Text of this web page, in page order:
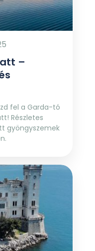
–
fel a Garda-tó
Részletes
gyöngyszemek